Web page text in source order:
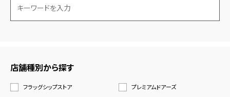
店舗種別から探す
フラッグシップストア
プレミアムドアーズ